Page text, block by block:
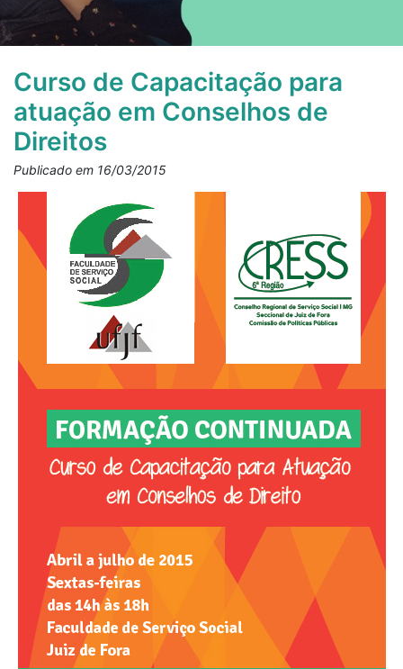
Curso de Capacitação para
atuação em Conselhos de
Direitos
Publicado em 16/03/2015